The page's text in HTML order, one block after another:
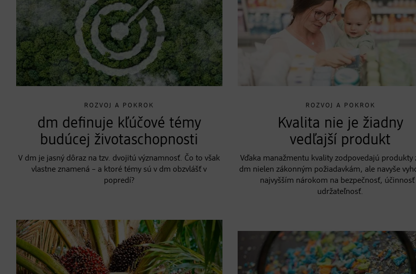
ROZVOJ A POKROK
dm definuje kľúčové témy
budúcej životaschopnosti
V dm je jasný dôraz na tzv. dvojitú významnosť. Čo to však
vlastne znamená – a ktoré témy sú v dm obzvlášť v
popredí?
ROZVOJ A POKROK
Kvalita nie je žiadny
vedľajší produkt
Vďaka manažmentu kvality zodpovedajú produkty
dm nielen zákonným požiadavkám, ale navyše
najvyšším nárokom na bezpečnosť, účinnosť
udržateľnosť.